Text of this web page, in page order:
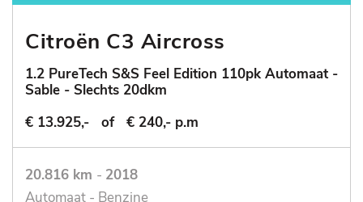
Citroën C3 Aircross
1.2 PureTech S&S Feel Edition 110pk Automaat -
Sable - Slechts 20dkm
€ 13.925,-
of € 240,- p.m
20.816 km - 2018
Automaat - Benzine